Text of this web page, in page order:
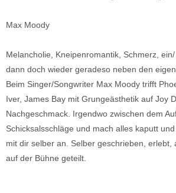
Max Moody
Melancholie, Kneipenromantik, Schmerz,
dann doch wieder geradeso neben den
Beim Singer/Songwriter Max Moody trifft
Iver, James Bay mit Grungeästhetik auf Joy
Nachgeschmack. Irgendwo zwischen dem
Schicksalsschläge und mach alles kaputt
mit dir selber an. Selber geschrieben, erlebt,
auf der Bühne geteilt.